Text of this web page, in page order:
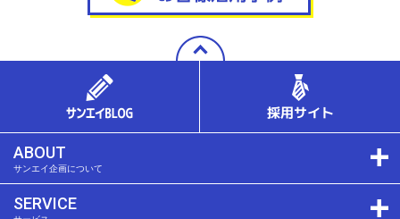
ABOUT
サンエイ企画について
SERVICE